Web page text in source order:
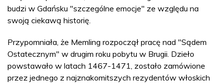
budzi w Gdańsku "szczególne emocje" ze względu na
swoją ciekawą historię.
Przypomniała, że Memling rozpoczął pracę nad "Sądem
Ostatecznym" w drugim roku pobytu w Brugii. Dzieło
powstawało w latach 1467-1471, zostało zamówione
przez jednego z najznakomitszych rezydentów włoskich